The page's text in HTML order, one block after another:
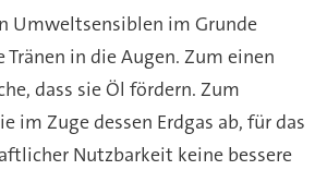
Umweltsensiblen im Grunde
in die Augen. Zum einen
dass sie Öl fördern. Zum
im Zuge dessen Erdgas ab, für das
Nutzbarkeit keine bessere